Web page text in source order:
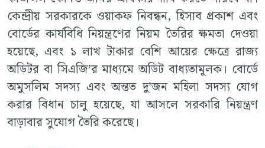
কেন্দ্রীয় সরকারকে ওয়াকফ নিবন্ধন, হিসাব প্রকাশ এবং
বোর্ডের কার্যবিধি নিয়ন্ত্রণের নিয়ম তৈরির ক্ষমতা দেওয়া
হয়েছে, এবং ১ লাখ টাকার বেশি আয়ের ক্ষেত্রে রাজ্য
অডিটর বা সিএজি’র মাধ্যমে অডিট বাধ্যতামূলক। বোর্ডে
অমুসলিম সদস্য এবং অন্তত দু’জন মহিলা সদস্য যোগ
করার বিধান চালু হয়েছে, যা আসলে সরকারি নিয়ন্ত্রণ
বাড়াবার সুযোগ তৈরি করেছে।